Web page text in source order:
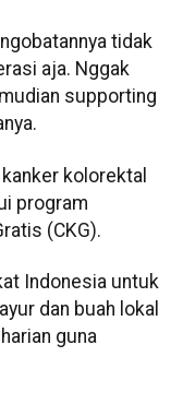
tidak
aja. Nggak
supporting
kolorektal
program
(CKG).
Indonesia untuk
dan buah lokal
guna